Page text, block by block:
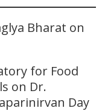
Bharat on
for Food
on Dr.
Day